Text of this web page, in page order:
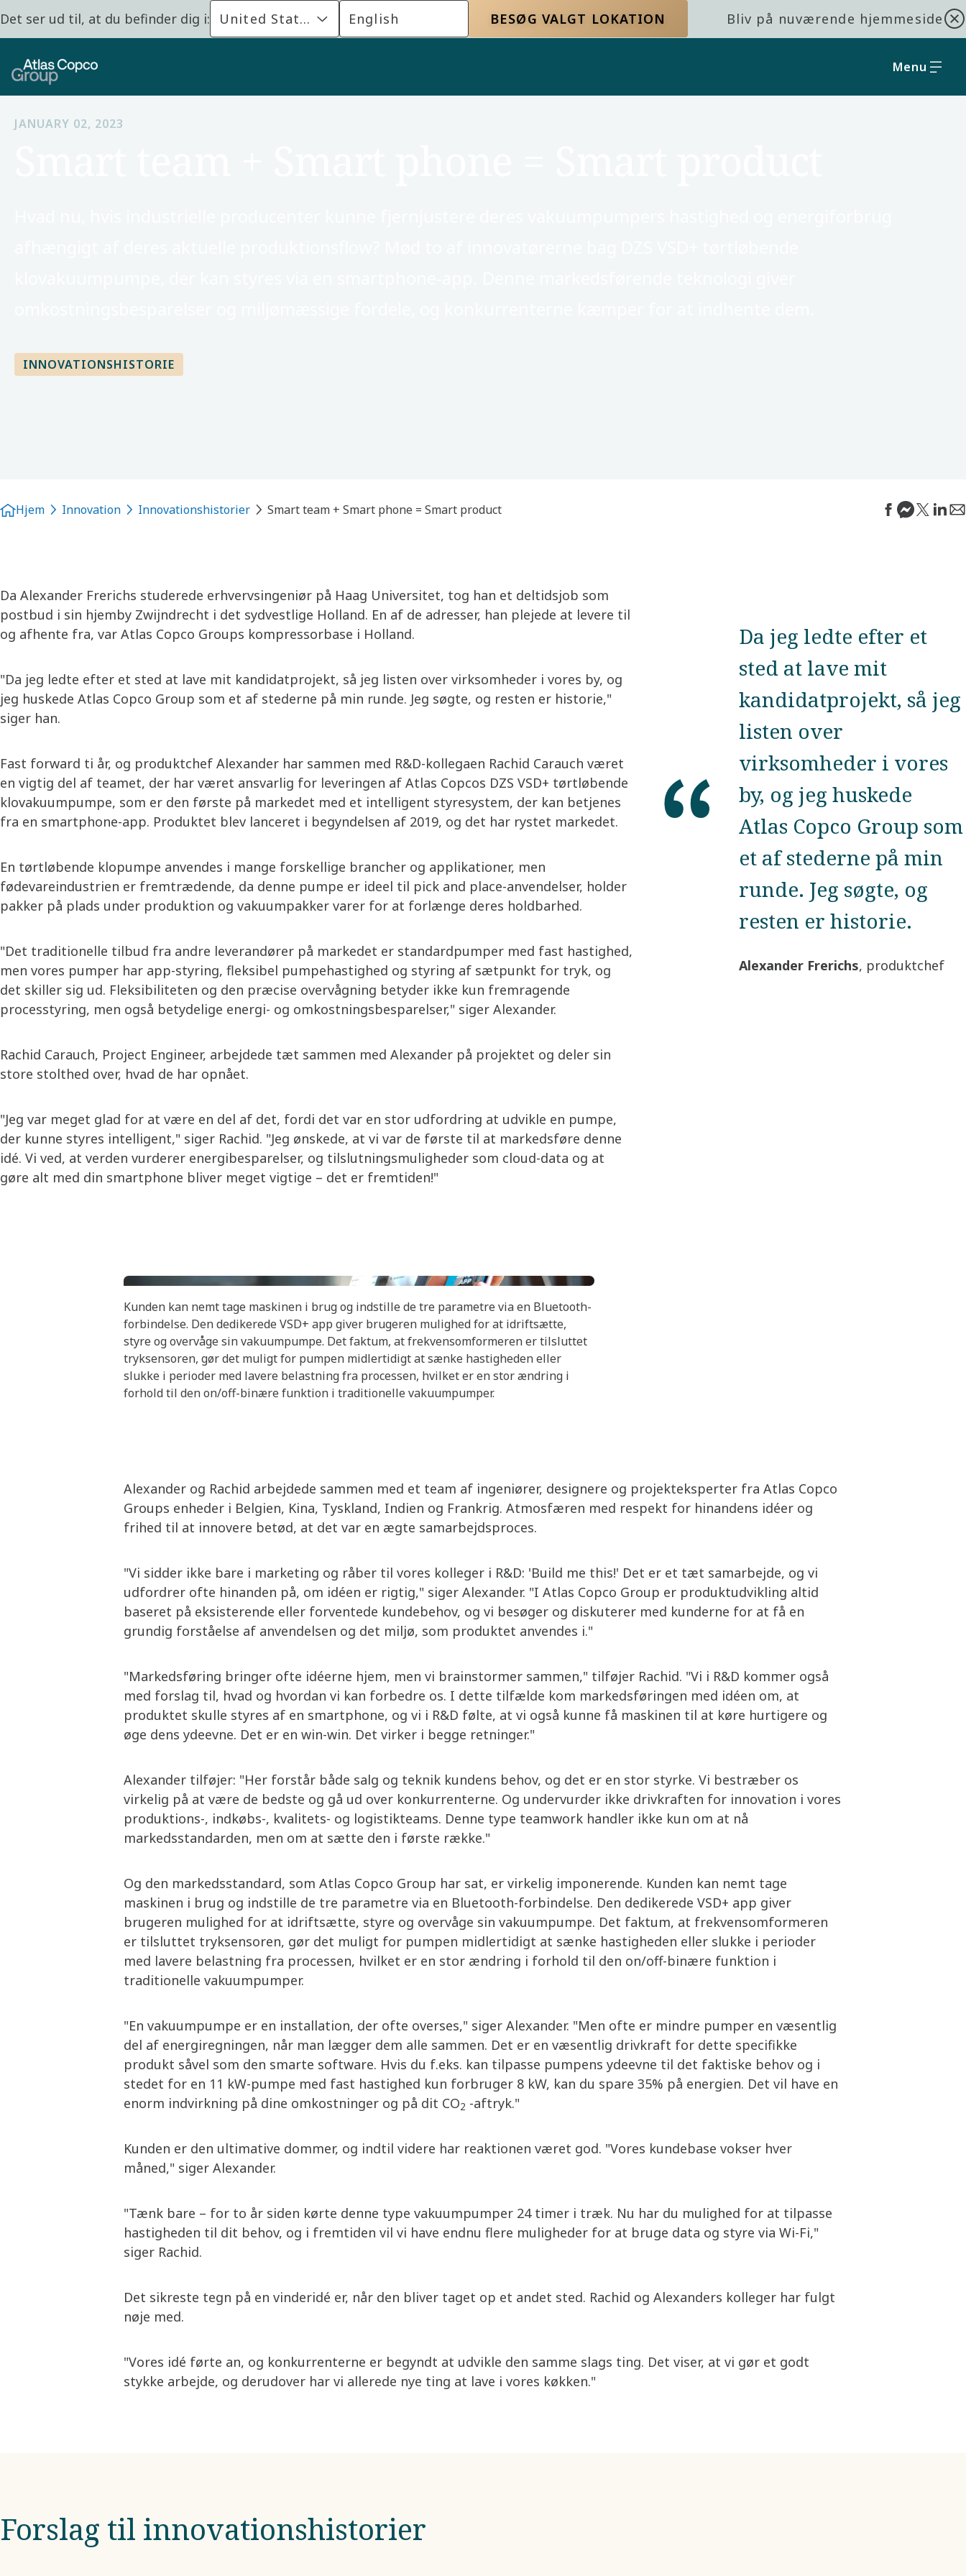
Det ser ud til, at du befinder dig i: United States English BESØG VALGT LOKATION Bliv på nuværende hjemmeside
Menu
JANUARY 02, 2023
INNOVATIONSHISTORIE
Hjem Innovation Innovationshistorier Smart team + Smart phone = Smart product
Da Alexander Frerichs studerede erhvervsingeniør på Haag Universitet, tog han et deltidsjob som
postbud i sin hjemby Zwijndrecht i det sydvestlige Holland. En af de adresser, han plejede at levere til
og afhente fra, var Atlas Copco Groups kompressorbase i Holland.
"Da jeg ledte efter et sted at lave mit kandidatprojekt, så jeg listen over virksomheder i vores by, og
jeg huskede Atlas Copco Group som et af stederne på min runde. Jeg søgte, og resten er historie,"
siger han.
Fast forward ti år, og produktchef Alexander har sammen med R&D-kollegaen Rachid Carauch været
en vigtig del af teamet, der har været ansvarlig for leveringen af Atlas Copcos DZS VSD+ tørtløbende
klovakuumpumpe, som er den første på markedet med et intelligent styresystem, der kan betjenes
fra en smartphone-app. Produktet blev lanceret i begyndelsen af 2019, og det har rystet markedet.
En tørtløbende klopumpe anvendes i mange forskellige brancher og applikationer, men
fødevareindustrien er fremtrædende, da denne pumpe er ideel til pick and place-anvendelser, holder
pakker på plads under produktion og vakuumpakker varer for at forlænge deres holdbarhed.
"Det traditionelle tilbud fra andre leverandører på markedet er standardpumper med fast hastighed,
men vores pumper har app-styring, fleksibel pumpehastighed og styring af sætpunkt for tryk, og
det skiller sig ud. Fleksibiliteten og den præcise overvågning betyder ikke kun fremragende
processtyring, men også betydelige energi- og omkostningsbesparelser," siger Alexander.
Rachid Carauch, Project Engineer, arbejdede tæt sammen med Alexander på projektet og deler sin
store stolthed over, hvad de har opnået.
"Jeg var meget glad for at være en del af det, fordi det var en stor udfordring at udvikle en pumpe,
der kunne styres intelligent," siger Rachid. "Jeg ønskede, at vi var de første til at markedsføre denne
idé. Vi ved, at verden vurderer energibesparelser, og tilslutningsmuligheder som cloud-data og at
gøre alt med din smartphone bliver meget vigtige – det er fremtiden!"
Da jeg ledte efter et
sted at lave mit
kandidatprojekt, så jeg
listen over
virksomheder i vores
by, og jeg huskede
Atlas Copco Group som
et af stederne på min
runde. Jeg søgte, og
resten er historie.
Alexander Frerichs, produktchef
Kunden kan nemt tage maskinen i brug og indstille de tre parametre via en Bluetooth-
forbindelse. Den dedikerede VSD+ app giver brugeren mulighed for at idriftsætte,
styre og overvåge sin vakuumpumpe. Det faktum, at frekvensomformeren er tilsluttet
tryksensoren, gør det muligt for pumpen midlertidigt at sænke hastigheden eller
slukke i perioder med lavere belastning fra processen, hvilket er en stor ændring i
forhold til den on/off-binære funktion i traditionelle vakuumpumper.
Alexander og Rachid arbejdede sammen med et team af ingeniører, designere og projekteksperter fra Atlas Copco
Groups enheder i Belgien, Kina, Tyskland, Indien og Frankrig. Atmosfæren med respekt for hinandens idéer og
frihed til at innovere betød, at det var en ægte samarbejdsproces.
"Vi sidder ikke bare i marketing og råber til vores kolleger i R&D: 'Build me this!' Det er et tæt samarbejde, og vi
udfordrer ofte hinanden på, om idéen er rigtig," siger Alexander. "I Atlas Copco Group er produktudvikling altid
baseret på eksisterende eller forventede kundebehov, og vi besøger og diskuterer med kunderne for at få en
grundig forståelse af anvendelsen og det miljø, som produktet anvendes i."
"Markedsføring bringer ofte idéerne hjem, men vi brainstormer sammen," tilføjer Rachid. "Vi i R&D kommer også
med forslag til, hvad og hvordan vi kan forbedre os. I dette tilfælde kom markedsføringen med idéen om, at
produktet skulle styres af en smartphone, og vi i R&D følte, at vi også kunne få maskinen til at køre hurtigere og
øge dens ydeevne. Det er en win-win. Det virker i begge retninger."
Alexander tilføjer: "Her forstår både salg og teknik kundens behov, og det er en stor styrke. Vi bestræber os
virkelig på at være de bedste og gå ud over konkurrenterne. Og undervurder ikke drivkraften for innovation i vores
produktions-, indkøbs-, kvalitets- og logistikteams. Denne type teamwork handler ikke kun om at nå
markedsstandarden, men om at sætte den i første række."
Og den markedsstandard, som Atlas Copco Group har sat, er virkelig imponerende. Kunden kan nemt tage
maskinen i brug og indstille de tre parametre via en Bluetooth-forbindelse. Den dedikerede VSD+ app giver
brugeren mulighed for at idriftsætte, styre og overvåge sin vakuumpumpe. Det faktum, at frekvensomformeren
er tilsluttet tryksensoren, gør det muligt for pumpen midlertidigt at sænke hastigheden eller slukke i perioder
med lavere belastning fra processen, hvilket er en stor ændring i forhold til den on/off-binære funktion i
traditionelle vakuumpumper.
"En vakuumpumpe er en installation, der ofte overses," siger Alexander. "Men ofte er mindre pumper en væsentlig
del af energiregningen, når man lægger dem alle sammen. Det er en væsentlig drivkraft for dette specifikke
produkt såvel som den smarte software. Hvis du f.eks. kan tilpasse pumpens ydeevne til det faktiske behov og i
stedet for en 11 kW-pumpe med fast hastighed kun forbruger 8 kW, kan du spare 35% på energien. Det vil have en
enorm indvirkning på dine omkostninger og på dit CO2 -aftryk."
Kunden er den ultimative dommer, og indtil videre har reaktionen været god. "Vores kundebase vokser hver
måned," siger Alexander.
"Tænk bare – for to år siden kørte denne type vakuumpumper 24 timer i træk. Nu har du mulighed for at tilpasse
hastigheden til dit behov, og i fremtiden vil vi have endnu flere muligheder for at bruge data og styre via Wi-Fi,"
siger Rachid.
Det sikreste tegn på en vinderidé er, når den bliver taget op et andet sted. Rachid og Alexanders kolleger har fulgt
nøje med.
"Vores idé førte an, og konkurrenterne er begyndt at udvikle den samme slags ting. Det viser, at vi gør et godt
stykke arbejde, og derudover har vi allerede nye ting at lave i vores køkken."
Forslag til innovationshistorier